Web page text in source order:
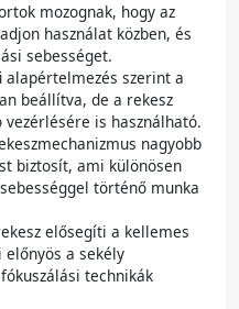
mozognak, hogy az
használat közben, és
sebességet.
szerint a
beállítva, de a rekesz
vezérlésére is használható.
nagyobb
biztosít, ami különösen
történő munka
elősegíti a kellemes
a sekély
technikák